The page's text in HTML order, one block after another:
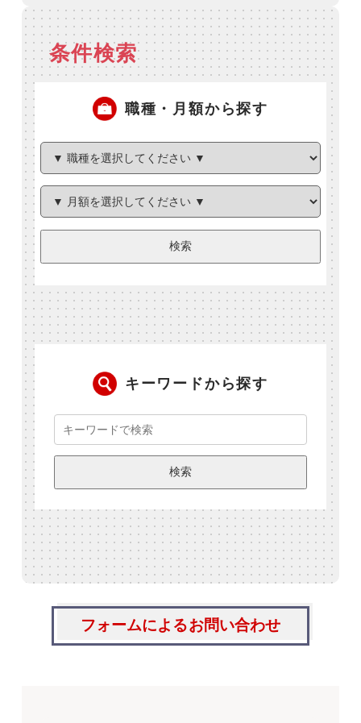
条件検索
職種・月額から探す
検索
キーワードから探す
フォームによるお問い合わせ